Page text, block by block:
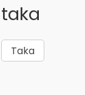
Taka